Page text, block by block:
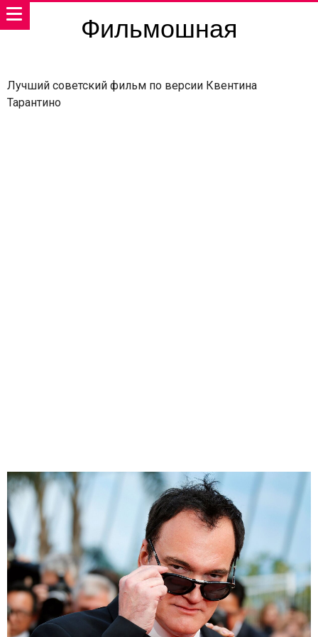
Фильмошная
Лучший советский фильм по версии Квентина
Тарантино